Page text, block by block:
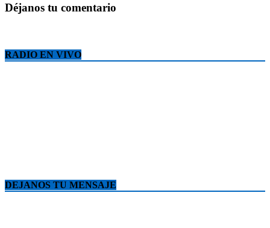
Déjanos tu comentario
RADIO EN VIVO
DEJANOS TU MENSAJE